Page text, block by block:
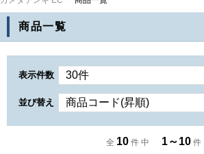
商品一覧
表示件数
並び替え
全 10 件 中 1～10 件